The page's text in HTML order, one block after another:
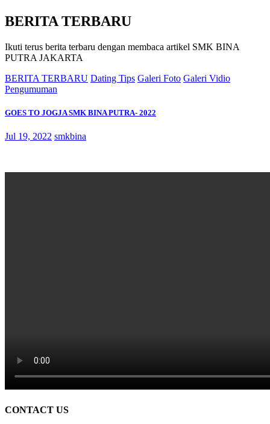
BERITA TERBARU
Ikuti terus berita terbaru dengan membaca artikel SMK BINA
PUTRA JAKARTA
BERITA TERBARU Dating Tips Galeri Foto Galeri Vidio
Pengumuman
GOES TO JOGJA SMK BINA PUTRA- 2022
Jul 19, 2022 smkbina
CONTACT US